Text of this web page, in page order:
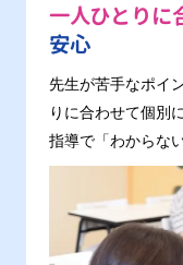
一人ひとりに
安心
先生が苦手なポイ
りに合わせて個別
指導で「わからな